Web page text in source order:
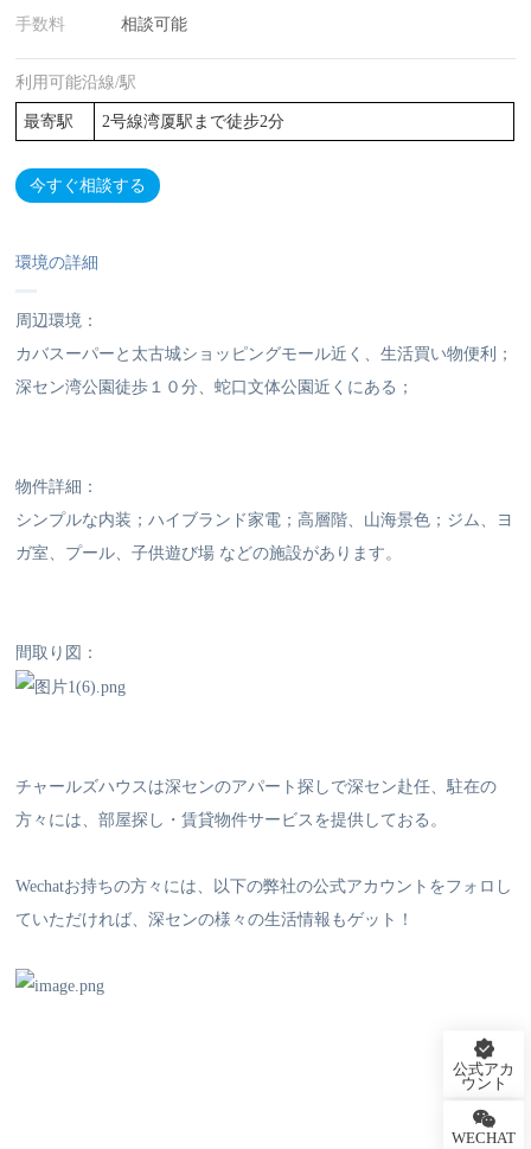
手数料
相談可能
利用可能沿線/駅
最寄駅 2号線湾厦駅まで徒步2分
今すぐ相談する
環境の詳細
周辺環境：
カバスーパーと太古城ショッピングモール近く、生活買い物便利；
深セン湾公園徒歩１０分、蛇口文体公園近くにある；
物件詳細：
シンプルな内装；ハイブランド家電；高層階、山海景色；ジム、ヨ
ガ室、プール、子供遊び場 などの施設があります。
間取り図：
チャールズハウスは深センのアパート探しで深セン赴任、駐在の
方々には、部屋探し・賃貸物件サービスを提供しておる。
Wechatお持ちの方々には、以下の弊社の公式アカウントをフォロし
ていただければ、深センの様々の生活情報もゲット！
公式アカ
ウント
WECHAT